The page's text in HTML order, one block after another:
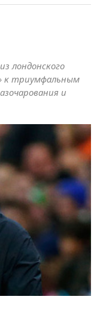
лондонского
к триумфальным
и